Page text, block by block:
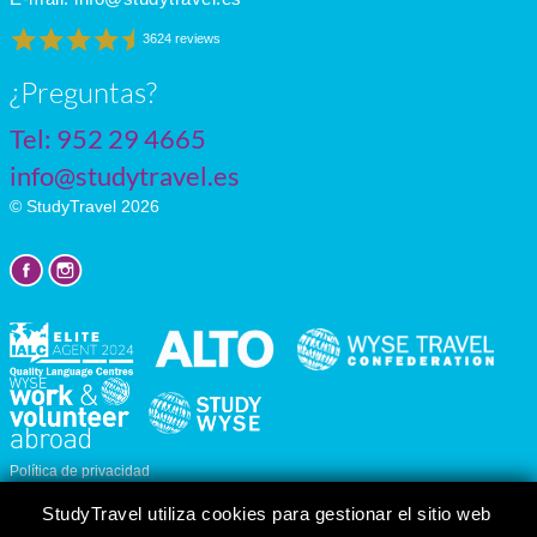
StudyTravel utiliza cookies para gestionar el sitio web
3624 reviews
¿Preguntas?
Tel: 952 29 4665
info@studytravel.es
© StudyTravel 2026
Política de privacidad